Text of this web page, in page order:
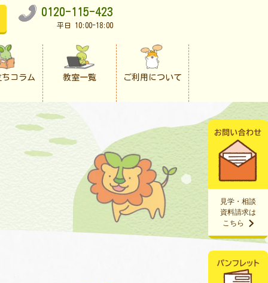
0120-115-423
平日 10:00-18:00
コラム 教室一覧 ご利用について
見学・相談
資料請求は
こちら